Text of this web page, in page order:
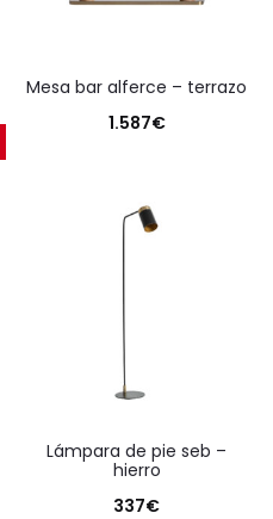
mesa bar alferce – terrazo
1.587€
lámpara de pie seb –
hierro
337€